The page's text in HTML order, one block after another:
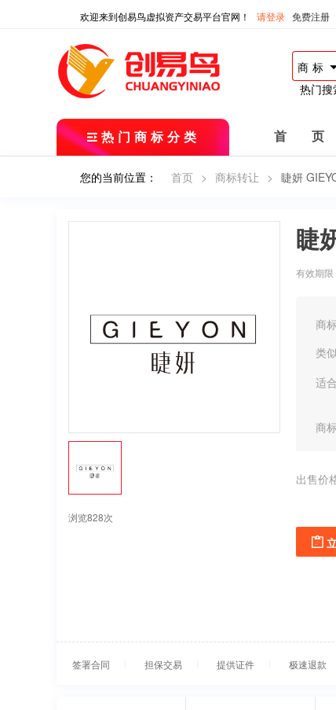
欢迎来到创易鸟虚拟资产交易平台官网！ 请登录 免费注册
商标
热门搜
热门商标分类 首 页
您的当前位置： 首页 > 商标转让 > 睫妍
浏览828次
睫
有效期
商
类
适
商
出售价
签署合同 担保交易 提供证件 极速退款